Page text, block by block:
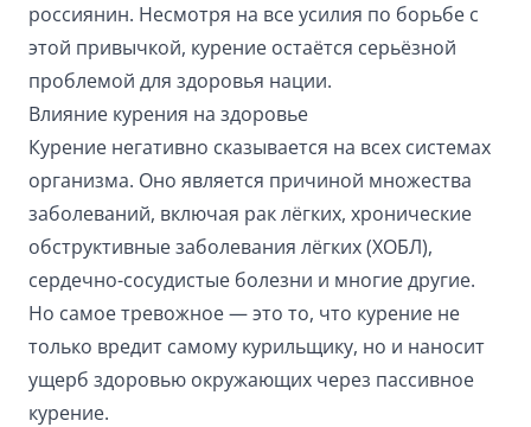
россиянин. Несмотря на все усилия по борьбе с
этой привычкой, курение остаётся серьёзной
проблемой для здоровья нации.
Влияние курения на здоровье
Курение негативно сказывается на всех системах
организма. Оно является причиной множества
заболеваний, включая рак лёгких, хронические
обструктивные заболевания лёгких (ХОБЛ),
сердечно-сосудистые болезни и многие другие.
Но самое тревожное — это то, что курение не
только вредит самому курильщику, но и наносит
ущерб здоровью окружающих через пассивное
курение.